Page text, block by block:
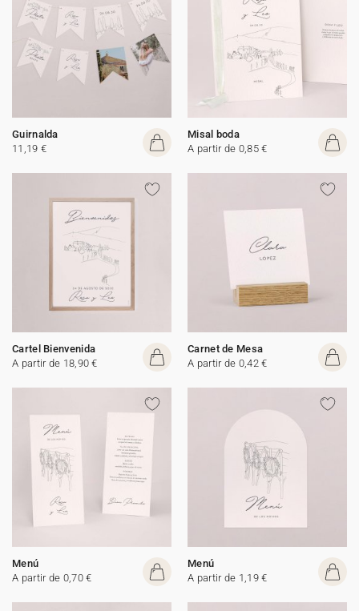
Guirnalda
11,19 €
Misal boda
A partir de 0,85 €
Cartel Bienvenida
A partir de 18,90 €
Carnet de Mesa
A partir de 0,42 €
Menú
A partir de 0,70 €
Menú
A partir de 1,19 €